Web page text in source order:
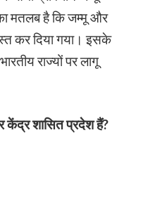
मतलब है कि जम्मू और
कर दिया गया। इसके
राज्यों पर लागू
केंद्र शासित प्रदेश हैं?